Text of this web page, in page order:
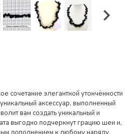
сочетание элегантной утончённости
аксессуар, выполненный
вам создать уникальный и
выгодно подчеркнут грацию шеи и,